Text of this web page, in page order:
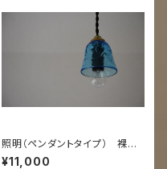
照明（ペンダントタイプ） 裸電
球シリーズ
¥11,000